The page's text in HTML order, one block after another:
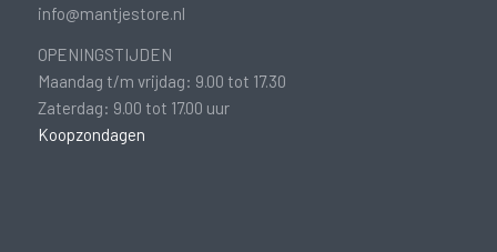
info@mantjestore.nl
OPENINGSTIJDEN
Maandag t/m vrijdag: 9.00 tot 17.30
Zaterdag: 9.00 tot 17.00 uur
Koopzondagen